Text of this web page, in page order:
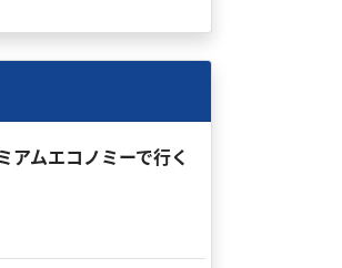
ムエコノミーで行く